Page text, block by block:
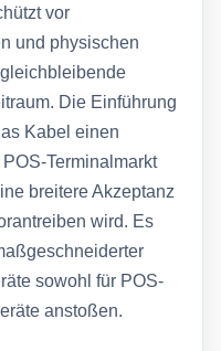
vor
und physischen
Die Einführung
Kabel einen
Terminalmarkt
breitere Akzeptanz
wird. Es
sowohl für POS-
anstoßen.